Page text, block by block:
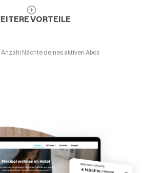
VORTEILE
Nächte deines aktiven Abos